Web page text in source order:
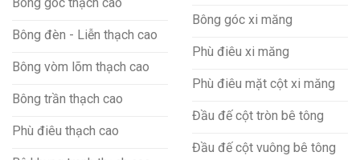
Bông đèn - Liễn thạch cao
Bông vòm lõm thạch cao
Bông trần thạch cao
Phù điêu thạch cao
Bông góc xi măng
Phù điêu xi măng
Phù điêu mặt cột xi măng
Đầu đế cột tròn bê tông
Đầu đế cột vuông bê tông